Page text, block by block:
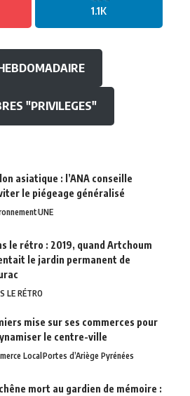
1.1K
"PRIVILEGES"
asiatique : l’ANA conseille
le piégeage généralisé
UNE
le rétro : 2019, quand Artchoum
le jardin permanent de
LE RÉTRO
mise sur ses commerces pour
le centre-ville
LocalPortes d’Ariège Pyrénées
mort au gardien de mémoire :